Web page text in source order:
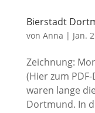
Bierstadt
von Anna | Jan.
Zeichnung:
(Hier zum
waren lange
Dortmund. In